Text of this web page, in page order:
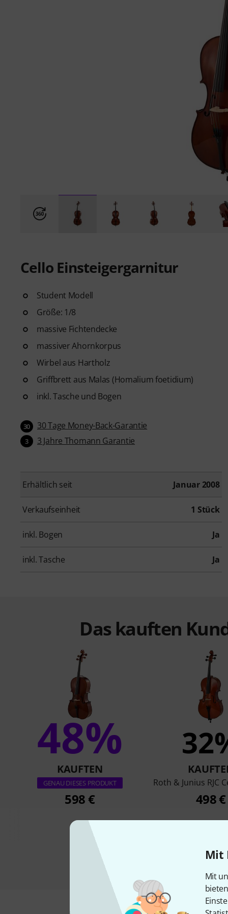
Mit
Mit
Cello Einsteigergarnitur
Student Modell
Größe: 1/8
massive Fichtendecke
massiver Ahornkorpus
Wirbel aus Hartholz
Griffbrett aus Malas (Homalium foetidium)
inkl. Tasche und Bogen
30 30 Tage Money-Back-Garantie
3 3 Jahre Thomann Garantie
Erhältlich seit Januar 2008
Verkaufseinheit 1 Stück
inkl. Bogen Ja
inkl. Tasche Ja
Das kauften
48%
KAUFTEN
GENAU DIESES PRODUKT
598 €
Roth & Junius RJC
498 €